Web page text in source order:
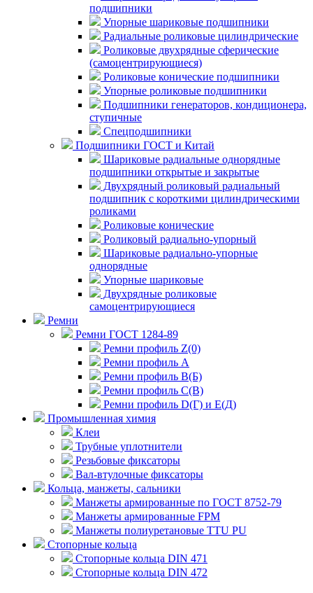
подшипники
Упорные шариковые подшипники
Радиальные роликовые цилиндрические
Роликовые двухрядные сферические
(самоцентрирующиеся)
Роликовые конические подшипники
Упорные роликовые подшипники
Подшипники генераторов, кондиционера,
ступичные
Спецподшипники
Подшипники ГОСТ и Китай
Шариковые радиальные однорядные
подшипники открытые и закрытые
Двухрядный роликовый радиальный
подшипник с короткими цилиндрическими
роликами
Роликовые конические
Роликовый радиально-упорный
Шариковые радиально-упорные
однорядные
Упорные шариковые
Двухрядные роликовые
самоцентрирующиеся
Ремни
Ремни ГОСТ 1284-89
Ремни профиль Z(0)
Ремни профиль А
Ремни профиль В(Б)
Ремни профиль С(В)
Ремни профиль D(Г) и E(Д)
Промышленная химия
Клеи
Трубные уплотнители
Резьбовые фиксаторы
Вал-втулочные фиксаторы
Кольца, манжеты, сальники
Манжеты армированные по ГОСТ 8752-79
Манжеты армированные FPM
Манжеты полиуретановые TTU PU
Стопорные кольца
Стопорные кольца DIN 471
Стопорные кольца DIN 472